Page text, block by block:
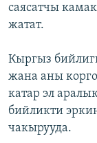
саясатчы
жатат.
Кыргыз
жана аны
катар эл
бийликти
чакырууда.